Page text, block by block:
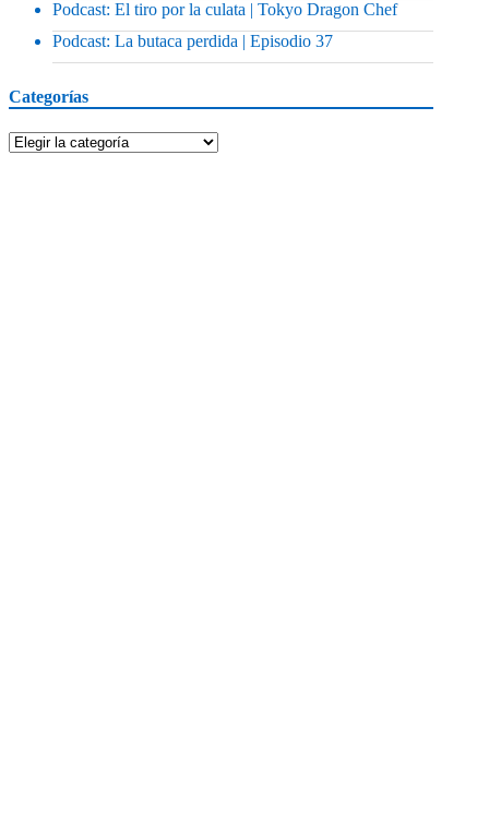
Podcast: El tiro por la culata | Tokyo Dragon Chef
Podcast: La butaca perdida | Episodio 37
Categorías
Categorías